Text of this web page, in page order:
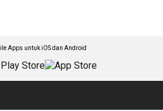
Apps untuk iOS dan Android